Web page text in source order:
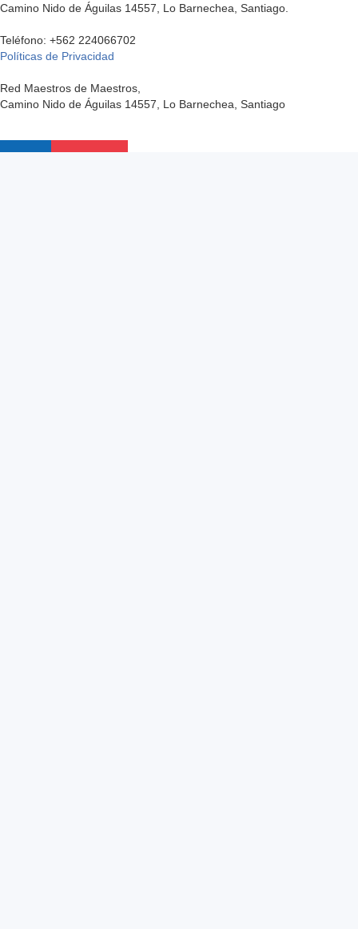
Camino Nido de Águilas 14557, Lo Barnechea, Santiago.
Teléfono: +562 224066702
Políticas de Privacidad
Red Maestros de Maestros,
Camino Nido de Águilas 14557, Lo Barnechea, Santiago